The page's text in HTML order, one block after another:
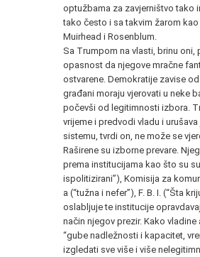
optužbama za zavjerništvo tako
tako često i sa takvim žarom kao
Muirhead i Rosenblum.
Sa Trumpom na vlasti, brinu oni,
opasnost da njegove mračne
ostvarene. Demokratije zavise
građani moraju vjerovati u neke
počevši od legitimnosti izbora.
vrijeme i predvodi vladu i
sistemu, tvrdi on, ne može se
Raširene su izborne prevare.
prema institucijama kao što su
ispolitizirani”), Komisija za
a (“tužna i nefer”), F. B. I. (“Šta
oslabljuje te institucije
način njegov prezir. Kako vladine
“gube nadležnosti i kapacitet,
izgledati sve više i više